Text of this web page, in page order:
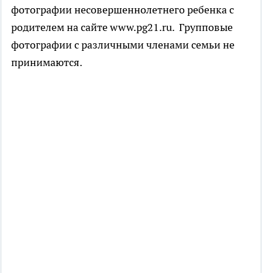
фотографии несовершеннолетнего ребенка с
родителем на сайте www.pg21.ru. Групповые
фотографии с различными членами семьи не
принимаются.